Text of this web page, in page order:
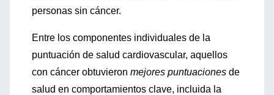
personas sin cáncer.
Entre los componentes individuales de la
puntuación de salud cardiovascular, aquellos
con cáncer obtuvieron mejores puntuaciones de
salud en comportamientos clave, incluida la